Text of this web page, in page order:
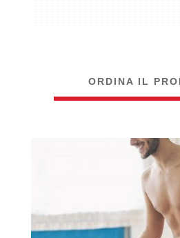
ORDINA IL